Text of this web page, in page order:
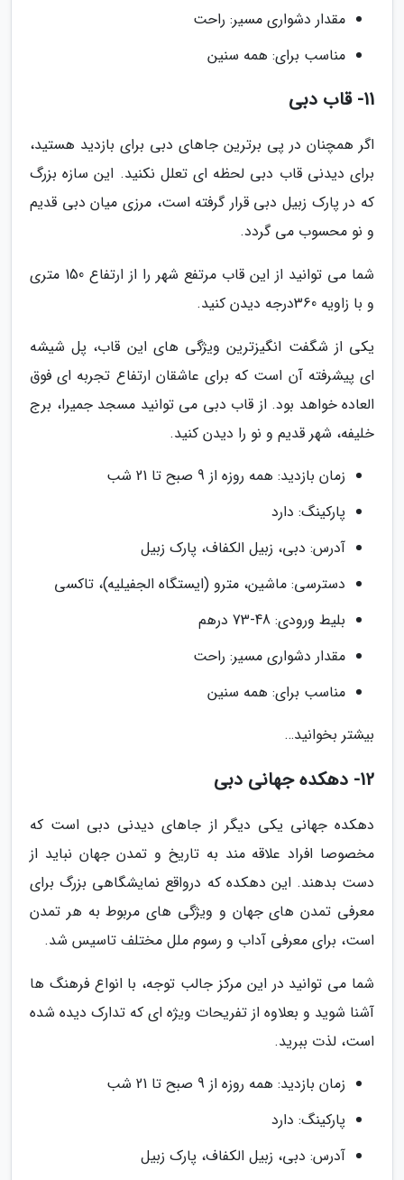
مقدار دشواری مسیر: راحت
مناسب برای: همه سنین
11- قاب دبی
اگر همچنان در پی برترین جاهای دبی برای بازدید هستید،
برای دیدنی قاب دبی لحظه ای تعلل نکنید. این سازه بزرگ
که در پارک زبیل دبی قرار گرفته است، مرزی میان دبی قدیم
و نو محسوب می گردد.
شما می توانید از این قاب مرتفع شهر را از ارتفاع 150 متری
و با زاویه 360درجه دیدن کنید.
یکی از شگفت انگیزترین ویژگی های این قاب، پل شیشه
ای پیشرفته آن است که برای عاشقان ارتفاع تجربه ای فوق
العاده خواهد بود. از قاب دبی می توانید مسجد جمیرا، برج
خلیفه، شهر قدیم و نو را دیدن کنید.
زمان بازدید: همه روزه از 9 صبح تا 21 شب
پارکینگ: دارد
آدرس: دبی، زبیل الکفاف، پارک زبیل
دسترسی: ماشین، مترو (ایستگاه الجفیلیه)، تاکسی
بلیط ورودی: 48-73 درهم
مقدار دشواری مسیر: راحت
مناسب برای: همه سنین
بیشتر بخوانید…
12- دهکده جهانی دبی
دهکده جهانی یکی دیگر از جاهای دیدنی دبی است که
مخصوصا افراد علاقه مند به تاریخ و تمدن جهان نباید از
دست بدهند. این دهکده که درواقع نمایشگاهی بزرگ برای
معرفی تمدن های جهان و ویژگی های مربوط به هر تمدن
است، برای معرفی آداب و رسوم ملل مختلف تاسیس شد.
شما می توانید در این مرکز جالب توجه، با انواع فرهنگ ها
آشنا شوید و بعلاوه از تفریحات ویژه ای که تدارک دیده شده
است، لذت ببرید.
زمان بازدید: همه روزه از 9 صبح تا 21 شب
پارکینگ: دارد
آدرس: دبی، زبیل الکفاف، پارک زبیل